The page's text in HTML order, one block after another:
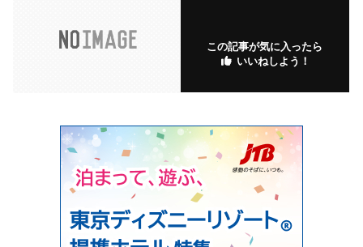
この記事が気に入ったら
いいねしよう！